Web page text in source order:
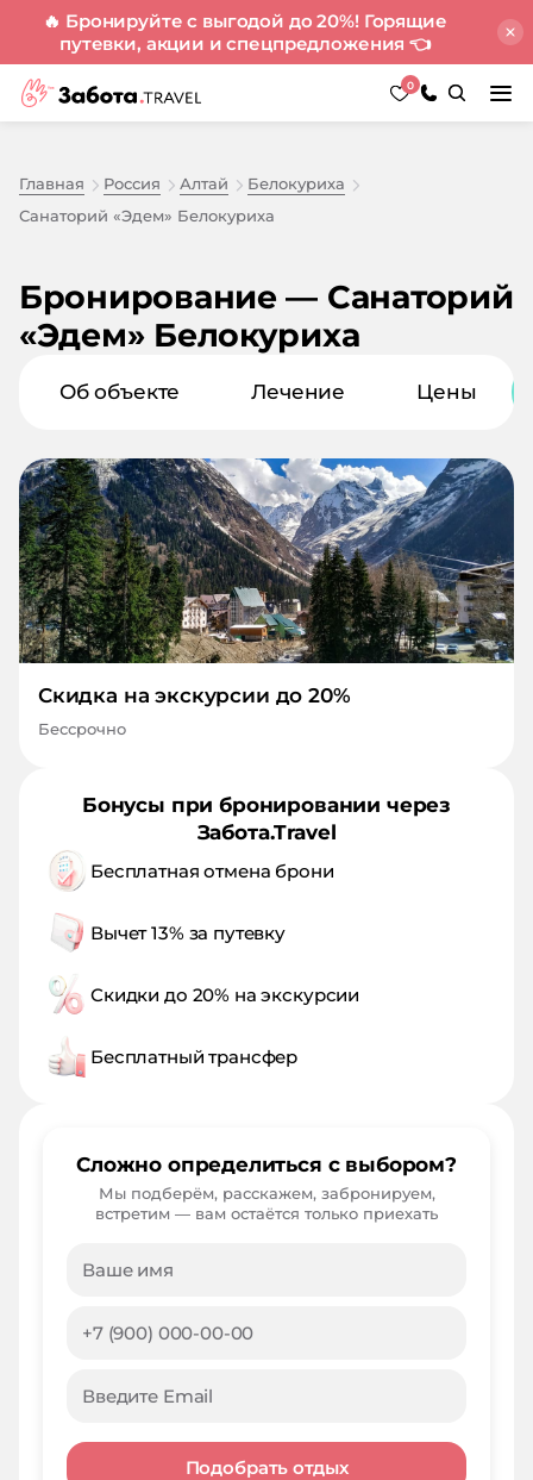
🔥 Бронируйте с выгодой до 20%! Горящие
путевки, акции и спецпредложения 👈
0
Главная Россия Алтай
Белокуриха
Санаторий «Эдем» Белокуриха
Бронирование — Санаторий
«Эдем» Белокуриха
Об объекте Лечение Цены
Скидка на экскурсии до 20%
Бессрочно
Бонусы при бронировании через
Забота.Travel
Бесплатная отмена брони
Вычет 13% за путевку
Скидки до 20% на экскурсии
Бесплатный трансфер
Сложно определиться с выбором?
Мы подберём, расскажем, забронируем,
встретим — вам остаётся только приехать
Подобрать отдых